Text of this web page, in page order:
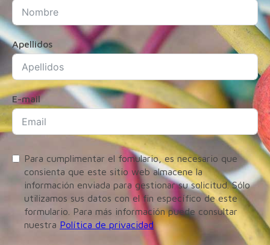
Apellidos
E-mail
Para cumplimentar el fomulario, es necesario que
consienta que este sitio web almacene la
información enviada para gestionar su solicitud. Sólo
utilizamos sus datos con el fin específico de este
formulario. Para más información puede consultar
nuestra Política de privacidad